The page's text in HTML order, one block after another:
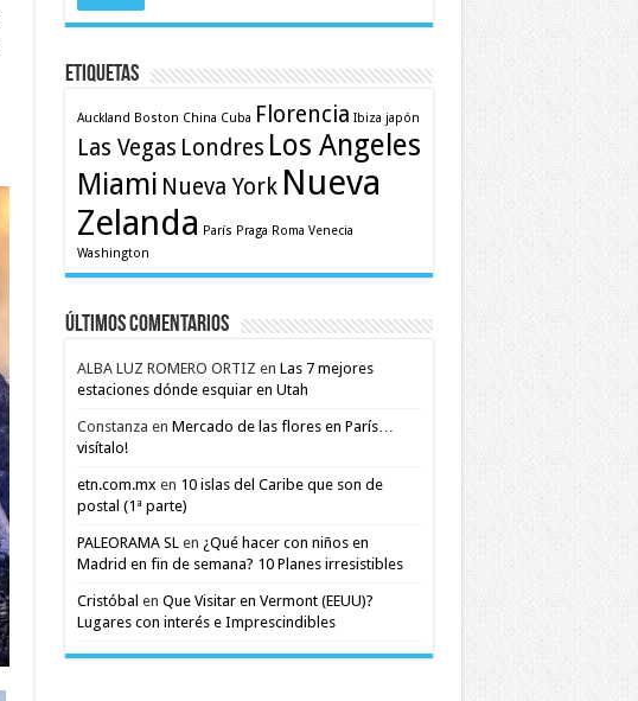
Etiquetas
Auckland Boston China Cuba Florencia Ibiza japón
Las Vegas Londres Los Angeles
Miami Nueva York Nueva
Zelanda París Praga Roma Venecia
Washington
Últimos comentarios
ALBA LUZ ROMERO ORTIZ en Las 7 mejores
estaciones dónde esquiar en Utah
Constanza en Mercado de las flores en París…
visítalo!
etn.com.mx en 10 islas del Caribe que son de
postal (1ª parte)
PALEORAMA SLen ¿Qué hacer con niños en
Madrid en fin de semana? 10 Planes irresistibles
Cristóbal en Que Visitar en Vermont (EEUU)?
Lugares con interés e Imprescindibles